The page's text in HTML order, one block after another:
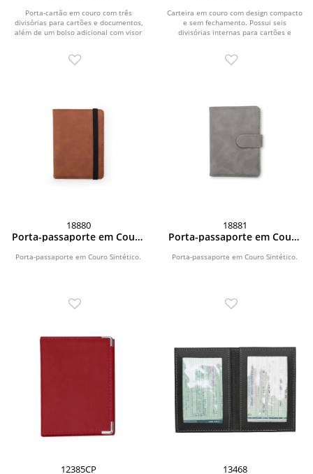
Porta-cartão em couro com três
divisórias para cartões e documentos,
além de um bolso adicional com visor
Carteira em couro com design compacto
e sem fechamento. Possui seis
divisórias internas para cartões e
18880
Porta-passaporte em Couro
Porta-passaporte em Couro Sintético.
18881
Porta-passaporte em Couro
Porta-passaporte em Couro Sintético.
12385CP 13468